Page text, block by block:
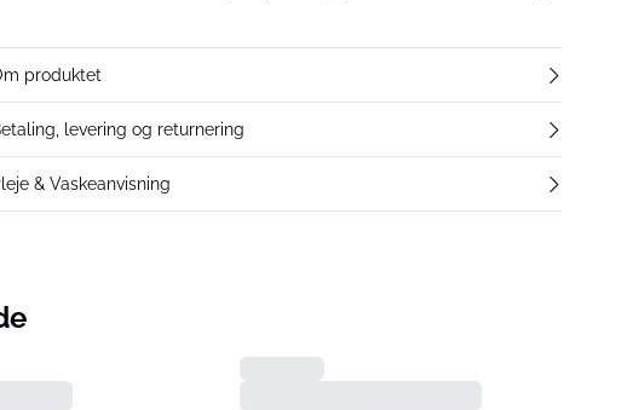
produktet
levering og returnering
& Vaskeanvisning